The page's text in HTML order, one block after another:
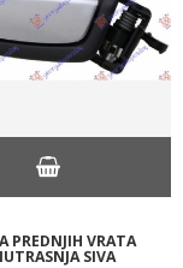
PREDNJIH VRATA
SIVA